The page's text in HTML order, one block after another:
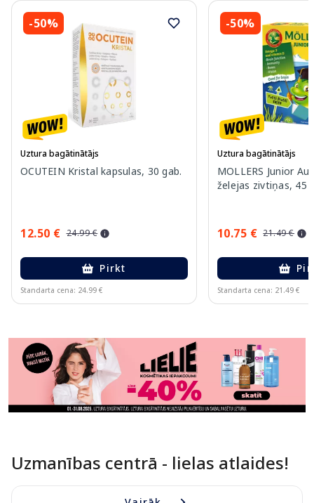
-50%
Uztura bagātinātājs
OCUTEIN Kristal kapsulas, 30 gab.
12.50 € 24.99 €
Pirkt
Standarta cena: 24.99 €
-50%
Uztura bagātinātājs
MOLLERS Junior
želejas zivtiņas, 45
10.75 € 21.49 €
Standarta cena: 21.49 €
Uzmanības centrā - lielas atlaides!